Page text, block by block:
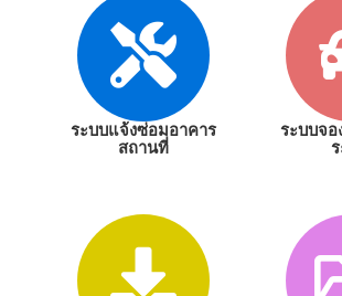
ระบบแจ้งซ่อมอาคาร
สถานที่
ระบบจอ